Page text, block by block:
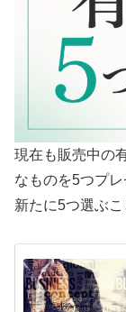
現在も販売中の
なものを5つプ
新たに5つ選ぶこ